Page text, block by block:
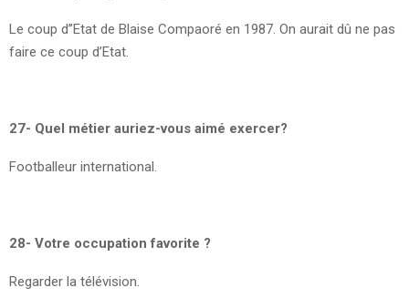
Le coup d’’Etat de Blaise Compaoré en 1987. On aurait dû ne pas
faire ce coup d’Etat.
27- Quel métier auriez-vous aimé exercer?
Footballeur international.
28- Votre occupation favorite ?
Regarder la télévision.